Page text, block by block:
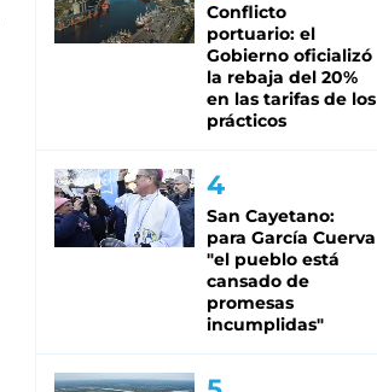
Conflicto
portuario: el
Gobierno oficializó
la rebaja del 20%
en las tarifas de los
prácticos
San Cayetano:
para García Cuerva
"el pueblo está
cansado de
promesas
incumplidas"